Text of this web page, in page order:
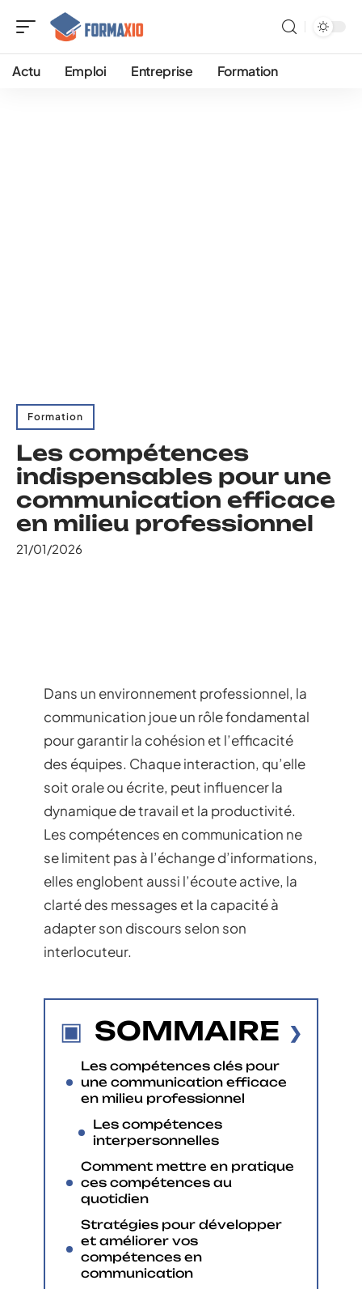
Actu Emploi Entreprise Formation
Formation
Les compétences
indispensables pour une
communication efficace
en milieu professionnel
21/01/2026
Dans un environnement professionnel, la
communication joue un rôle fondamental
pour garantir la cohésion et l’efficacité
des équipes. Chaque interaction, qu’elle
soit orale ou écrite, peut influencer la
dynamique de travail et la productivité.
Les compétences en communication ne
se limitent pas à l’échange d’informations,
elles englobent aussi l’écoute active, la
clarté des messages et la capacité à
adapter son discours selon son
interlocuteur.
SOMMAIRE
Les compétences clés pour
une communication efficace
en milieu professionnel
Les compétences
interpersonnelles
Comment mettre en pratique
ces compétences au
quotidien
Stratégies pour développer
et améliorer vos
compétences en
communication